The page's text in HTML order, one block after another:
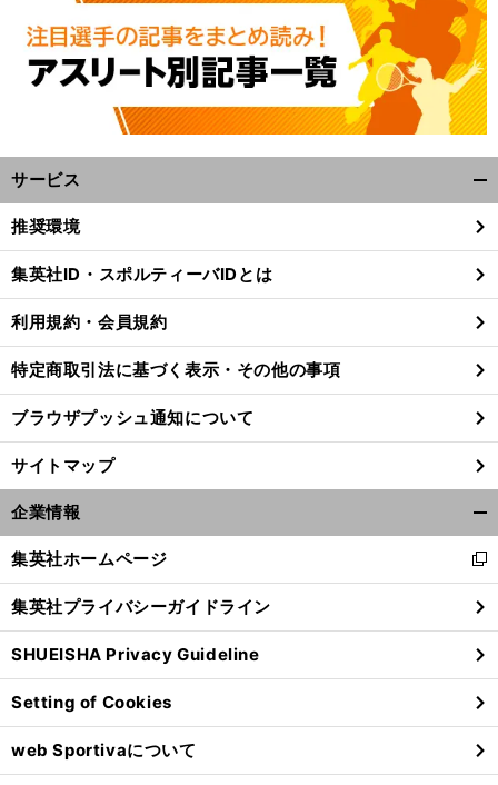
サービス
閉
る
推奨環境
集英社ID・スポルティーバIDとは
利用規約・会員規約
特定商取引法に基づく表示・その他の事項
ブラウザプッシュ通知について
サイトマップ
企業情報
閉
る
集英社ホームページ
新
し
い
ウ
ィ
ン
ド
ウ
で
開
集英社プライバシーガイドライン
SHUEISHA Privacy Guideline
Setting of Cookies
web Sportivaについて